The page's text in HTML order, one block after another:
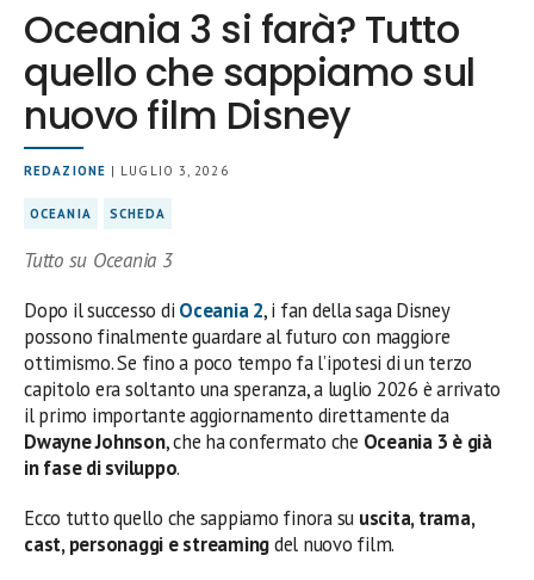
Oceania 3 si farà? Tutto
quello che sappiamo sul
nuovo film Disney
REDAZIONE | LUGLIO 3, 2026
OCEANIA SCHEDA
Tutto su Oceania 3
Dopo il successo di Oceania 2, i fan della saga Disney
possono finalmente guardare al futuro con maggiore
ottimismo. Se fino a poco tempo fa l’ipotesi di un terzo
capitolo era soltanto una speranza, a luglio 2026 è arrivato
il primo importante aggiornamento direttamente da
Dwayne Johnson, che ha confermato che Oceania 3 è già
in fase di sviluppo.
Ecco tutto quello che sappiamo finora su uscita, trama,
cast, personaggi e streamingdel nuovo film.